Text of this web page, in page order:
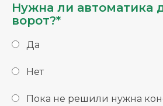
Нужна ли автоматика
ворот?*
Да
Нет
Пока не решили нужна